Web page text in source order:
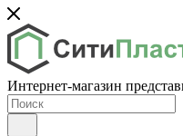
Интернет-магазин